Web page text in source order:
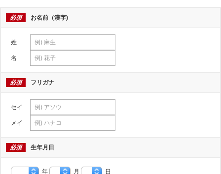
必須 お名前（漢字)
姓
名
必須 フリガナ
セイ
メイ
必須 生年月日
年 月 日